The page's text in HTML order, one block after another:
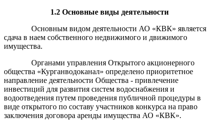
1.2 Основные виды деятельности
Основным видом деятельности АО «КВК» является
сдача в наем собственного недвижимого и движимого
имущества.
Органами управления Открытого акционерного
общества «Курганводоканал» определено приоритетное
направление деятельности Общества - привлечение
инвестиций для развития систем водоснабжения и
водоотведения путем проведения публичной процедуры в
виде открытого по составу участников конкурса на право
заключения договора аренды имущества АО «КВК».